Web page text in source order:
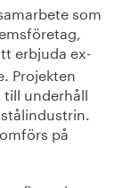
som
erbjuda ex-
Projekten
underhåll
på